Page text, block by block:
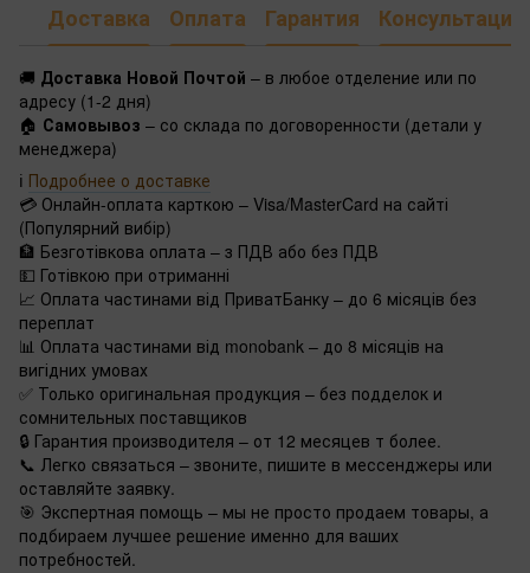
Доставка Оплата Гарантия Консультация
🚚 Доставка Новой Почтой – в любое отделение или по
адресу (1-2 дня)
🏠 Самовывоз – со склада по договоренности (детали у
менеджера)
ℹ️ Подробнее о доставке
💳 Онлайн-оплата карткою – Visa/MasterCard на сайті
(Популярний вибір)
🏦 Безготівкова оплата – з ПДВ або без ПДВ
💵 Готівкою при отриманні
📈 Оплата частинами від ПриватБанку – до 6 місяців без
переплат
📊 Оплата частинами від monobank – до 8 місяців на
вигідних умовах
✅ Только оригинальная продукция – без подделок и
сомнительных поставщиков
🔒 Гарантия производителя – от 12 месяцев т более.
📞 Легко связаться – звоните, пишите в мессенджеры или
оставляйте заявку.
🎯 Экспертная помощь – мы не просто продаем товары, а
подбираем лучшее решение именно для ваших
потребностей.